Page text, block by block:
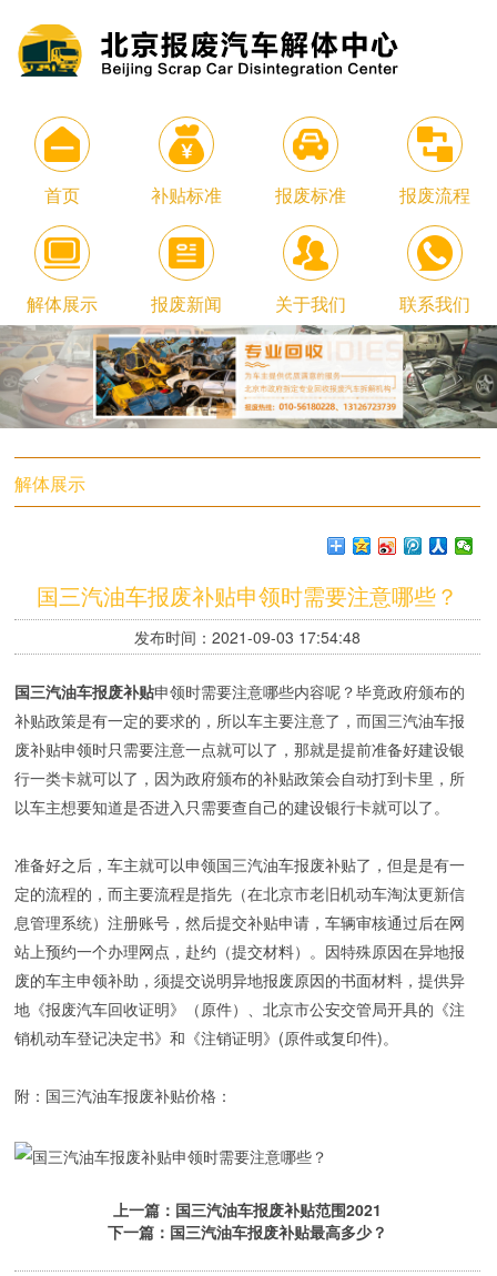
首页 补贴标准 报废标准 报废流程
解体展示 报废新闻 关于我们 联系我们
解体展示
国三汽油车报废补贴申领时需要注意哪些？
发布时间：2021-09-03 17:54:48
国三汽油车报废补贴申领时需要注意哪些内容呢？毕竟政府颁布的
补贴政策是有一定的要求的，所以车主要注意了，而国三汽油车报
废补贴申领时只需要注意一点就可以了，那就是提前准备好建设银
行一类卡就可以了，因为政府颁布的补贴政策会自动打到卡里，所
以车主想要知道是否进入只需要查自己的建设银行卡就可以了。
准备好之后，车主就可以申领国三汽油车报废补贴了，但是是有一
定的流程的，而主要流程是指先（在北京市老旧机动车淘汰更新信
息管理系统）注册账号，然后提交补贴申请，车辆审核通过后在网
站上预约一个办理网点，赴约（提交材料）。因特殊原因在异地报
废的车主申领补助，须提交说明异地报废原因的书面材料，提供异
地《报废汽车回收证明》（原件）、北京市公安交管局开具的《注
销机动车登记决定书》和《注销证明》(原件或复印件)。
附：国三汽油车报废补贴价格：
上一篇： 国三汽油车报废补贴范围2021
下一篇： 国三汽油车报废补贴最高多少？